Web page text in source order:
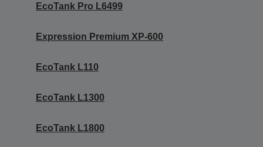
EcoTank Pro L6499
Expression Premium XP-600
EcoTank L110
EcoTank L1300
EcoTank L1800